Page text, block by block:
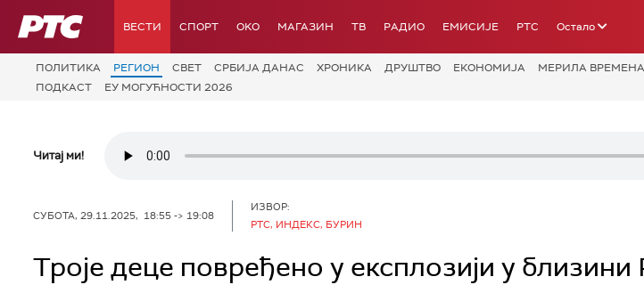
РТС ВЕСТИ СПОРТ OKO МАГАЗИН ТВ РАДИО ЕМИСИЈЕ РТС Остало
ПОЛИТИКА РЕГИОН СВЕТ СРБИЈА ДАНАС ХРОНИКА ДРУШТВО ЕКОНОМИЈА МЕРИЛА ВРЕМЕНА
ПОДКАСТ
ЕУ МОГУЋНОСТИ 2026
Читај ми!
СУБОТА, 29.11.2025, 18:55 -> 19:08
ИЗВОР:
РТС, ИНДЕКС, БУРИН
Троје деце повређено у експлозији у близини